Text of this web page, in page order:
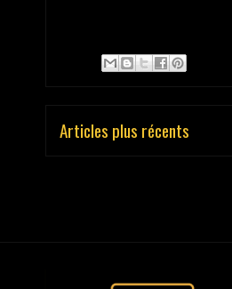
Articles plus récents